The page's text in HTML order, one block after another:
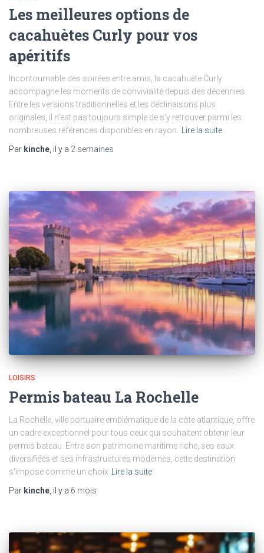
Les meilleures options de
cacahuètes Curly pour vos
apéritifs
Incontournable des soirées entre amis, la cacahuète Curly
accompagne les moments de convivialité depuis des décennies.
Entre les versions traditionnelles et les déclinaisons plus
originales, il n'est pas toujours simple de s'y retrouver parmi les
nombreuses références disponibles en rayon.
Lire la suite
Par kinche , il y a 2 semaines
LOISIRS
Permis bateau La Rochelle
La Rochelle, ville portuaire emblématique de la côte atlantique, offre
un cadre exceptionnel pour tous ceux qui souhaitent obtenir leur
permis bateau. Entre son patrimoine maritime riche, ses eaux
diversifiées et ses infrastructures modernes, cette destination
s'impose comme un choix Lire la suite
Par kinche, il y a 6 mois